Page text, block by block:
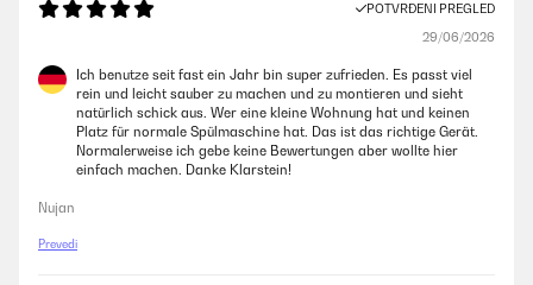
POTVRĐENI PREGLED
29/06/2026
Ich benutze seit fast ein Jahr bin super zufrieden. Es passt viel
rein und leicht sauber zu machen und zu montieren und sieht
natürlich schick aus. Wer eine kleine Wohnung hat und keinen
Platz für normale Spülmaschine hat. Das ist das richtige Gerät.
Normalerweise ich gebe keine Bewertungen aber wollte hier
einfach machen. Danke Klarstein!
Nujan
Prevedi